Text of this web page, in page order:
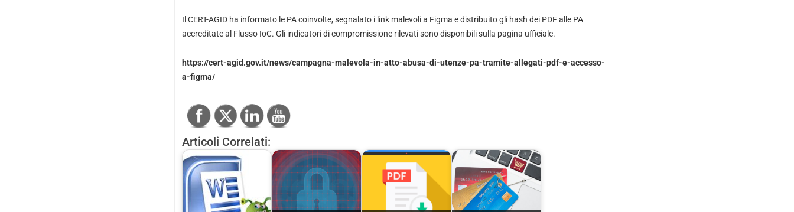
Il CERT-AGID ha informato le PA coinvolte, segnalato i link malevoli a Figma e distribuito gli hash dei PDF alle PA
accreditate al Flusso IoC. Gli indicatori di compromissione rilevati sono disponibili sulla pagina ufficiale.
https://cert-agid.gov.it/news/campagna-malevola-in-atto-abusa-di-utenze-pa-tramite-allegati-pdf-e-accesso-
a-figma/
Articoli Correlati: